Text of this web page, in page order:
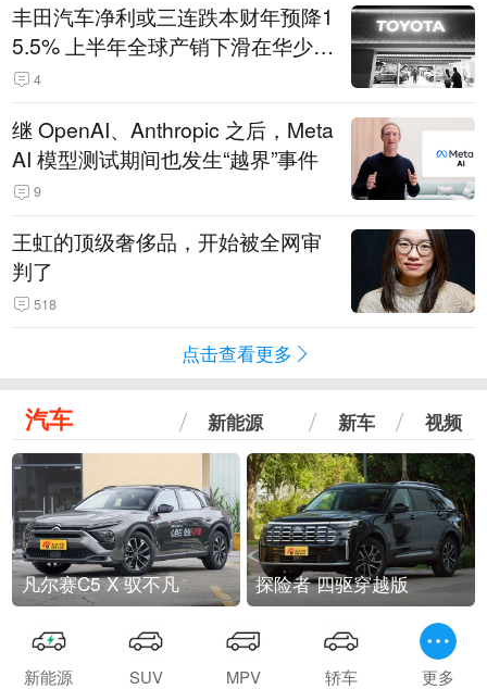
丰田汽车净利或三连跌本财年预降1
5.5% 上半年全球产销下滑在华少卖
14.3万辆
4
继 OpenAI、Anthropic 之后，Meta
AI 模型测试期间也发生“越界”事件
9
王虹的顶级奢侈品，开始被全网审
判了
518
点击查看更多
汽车 新能源 新车 视频
凡尔赛C5 X 驭不凡 探险者 四驱穿越版
新能源 SUV MPV 轿车 更多